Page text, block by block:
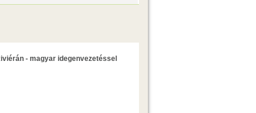
- magyar idegenvezetéssel